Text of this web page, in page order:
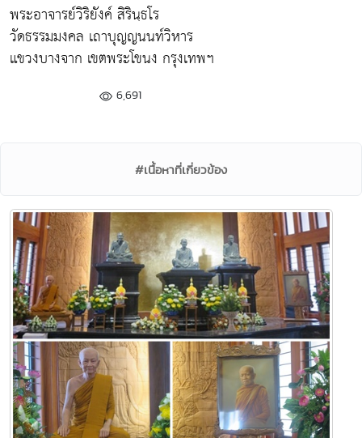
พระอาจารย์วิริยังค์ สิรินฺธโร
วัดธรรมมงคล เถาบุญญนนท์วิหาร
แขวงบางจาก เขตพระโขนง กรุงเทพฯ
6,691
#เนื้อหาที่เกี่ยวข้อง